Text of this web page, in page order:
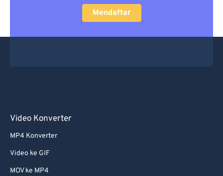
Mendaftar
Video Konverter
MP4 Konverter
Video ke GIF
MOV ke MP4